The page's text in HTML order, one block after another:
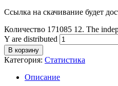
Ссылка на скачивание будет
Количество 171085 12. The
Y are distributed
В корзину
Категория: Статистика
Описание